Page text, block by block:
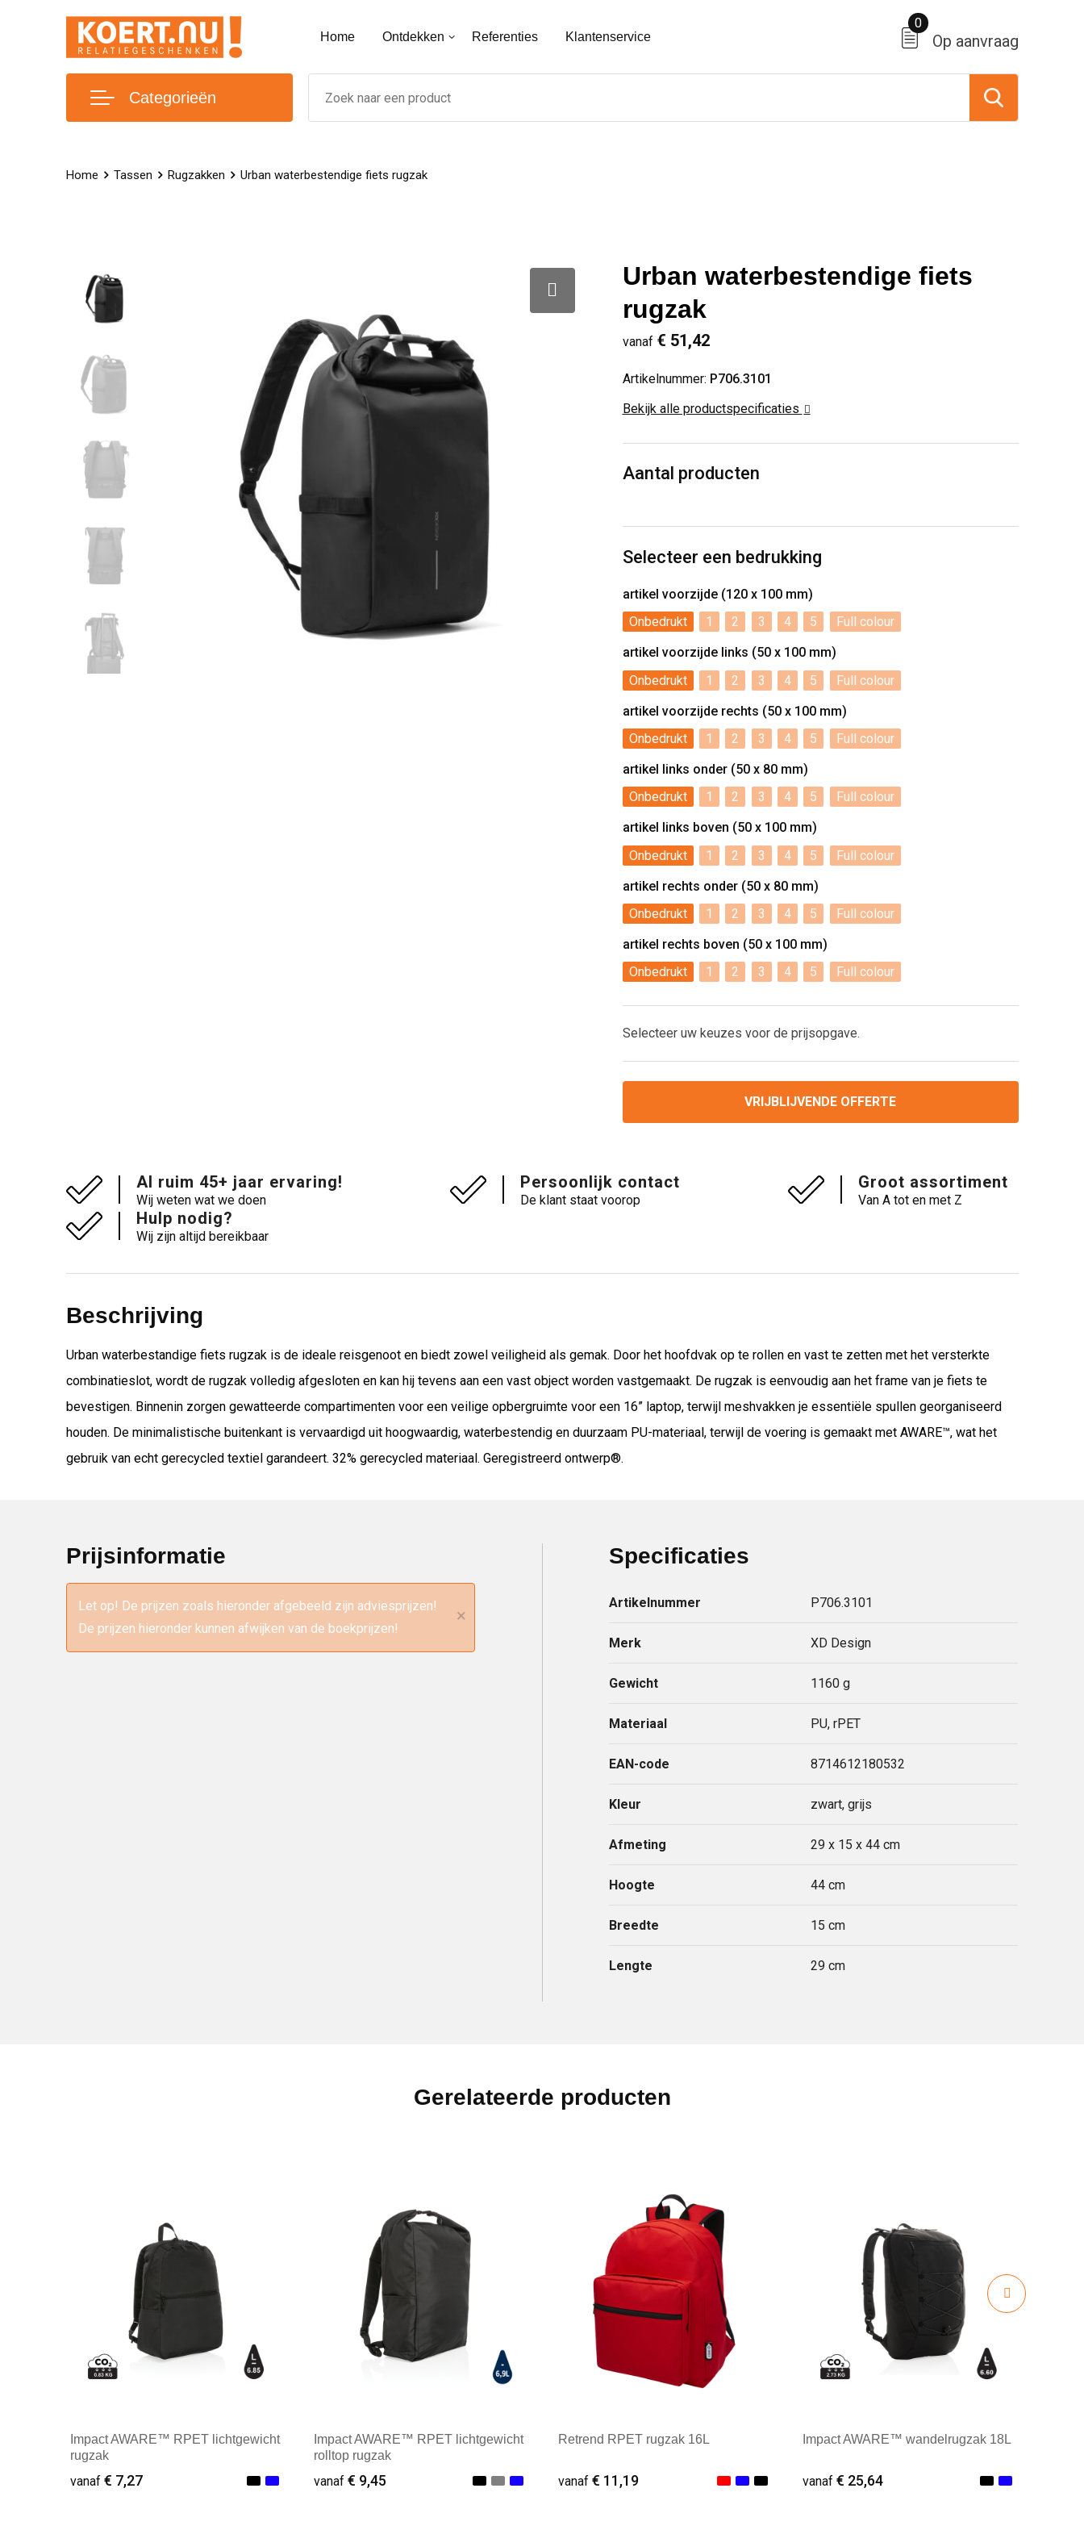
Home Ontdekken Referenties Klantenservice Op aanvraag
0
Categorieën
Home Tassen Rugzakken Urban waterbestendige fiets rugzak
Urban waterbestendige fiets
rugzak
vanaf € 51,42
Artikelnummer: P706.3101
Bekijk alle productspecificaties
Aantal producten
Selecteer een bedrukking
artikel voorzijde (120 x 100 mm)
Onbedrukt
1 2 3 4 5
Full colour
artikel voorzijde links (50 x 100 mm)
Onbedrukt
1 2 3 4 5
Full colour
artikel voorzijde rechts (50 x 100 mm)
Onbedrukt
1 2 3 4 5
Full colour
artikel links onder (50 x 80 mm)
Onbedrukt
1 2 3 4 5
Full colour
artikel links boven (50 x 100 mm)
Onbedrukt
1 2 3 4 5
Full colour
artikel rechts onder (50 x 80 mm)
Onbedrukt
1 2 3 4 5
Full colour
artikel rechts boven (50 x 100 mm)
Onbedrukt
1 2 3 4 5 Full colour
Selecteer uw keuzes voor de prijsopgave.
VRIJBLIJVENDE OFFERTE
Al ruim 45+ jaar ervaring!
Wij weten wat we doen
Persoonlijk contact
De klant staat voorop
Groot assortiment
Van A tot en met Z
Hulp nodig?
Wij zijn altijd bereikbaar
Beschrijving
Urban waterbestandige fiets rugzak is de ideale reisgenoot en biedt zowel veiligheid als gemak. Door het hoofdvak op te rollen en vast te zetten met het versterkte
combinatieslot, wordt de rugzak volledig afgesloten en kan hij tevens aan een vast object worden vastgemaakt. De rugzak is eenvoudig aan het frame van je fiets te
bevestigen. Binnenin zorgen gewatteerde compartimenten voor een veilige opbergruimte voor een 16” laptop, terwijl meshvakken je essentiële spullen georganiseerd
houden. De minimalistische buitenkant is vervaardigd uit hoogwaardig, waterbestendig en duurzaam PU-materiaal, terwijl de voering is gemaakt met AWARE™, wat het
gebruik van echt gerecycled textiel garandeert. 32% gerecycled materiaal. Geregistreerd ontwerp®.
Prijsinformatie
Let op! De prijzen zoals hieronder afgebeeld zijn adviesprijzen!
De prijzen hieronder kunnen afwijken van de boekprijzen!
×
Specificaties
Artikelnummer P706.3101
Merk XD Design
Gewicht 1160 g
Materiaal PU, rPET
EAN-code 8714612180532
Kleur zwart, grijs
Afmeting 29 x 15 x 44 cm
Hoogte 44 cm
Breedte 15 cm
Lengte 29 cm
Gerelateerde producten
Impact AWARE™ RPET lichtgewicht
rugzak
vanaf € 7,27
Impact AWARE™ RPET lichtgewicht
rolltop rugzak
vanaf€ 9,45
Retrend RPET rugzak 16L
vanaf € 11,19
Impact AWARE™ wandelrugzak 18L
vanaf € 25,64